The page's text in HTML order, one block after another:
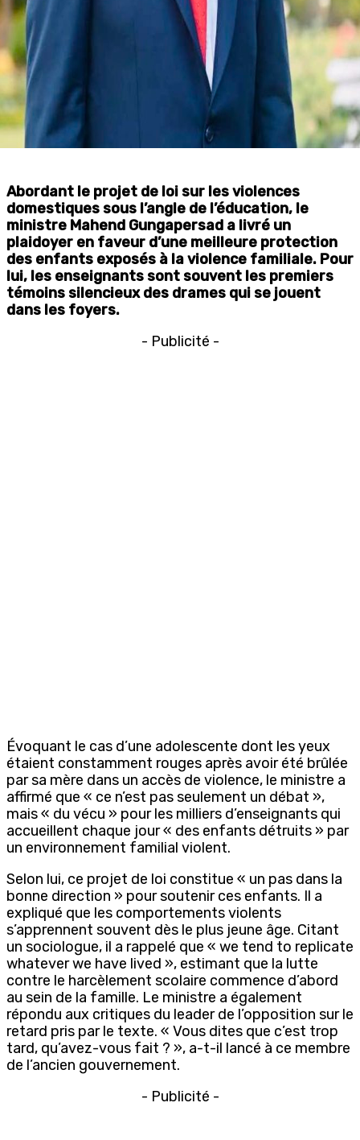
Abordant le projet de loi sur les violences
domestiques sous l’angle de l’éducation, le
ministre Mahend Gungapersad a livré un
plaidoyer en faveur d’une meilleure protection
des enfants exposés à la violence familiale. Pour
lui, les enseignants sont souvent les premiers
témoins silencieux des drames qui se jouent
dans les foyers.
- Publicité -
Évoquant le cas d’une adolescente dont les yeux
étaient constamment rouges après avoir été brûlée
par sa mère dans un accès de violence, le ministre a
affirmé que « ce n’est pas seulement un débat »,
mais « du vécu » pour les milliers d’enseignants qui
accueillent chaque jour « des enfants détruits » par
un environnement familial violent.
Selon lui, ce projet de loi constitue « un pas dans la
bonne direction » pour soutenir ces enfants. Il a
expliqué que les comportements violents
s’apprennent souvent dès le plus jeune âge. Citant
un sociologue, il a rappelé que « we tend to replicate
whatever we have lived », estimant que la lutte
contre le harcèlement scolaire commence d’abord
au sein de la famille. Le ministre a également
répondu aux critiques du leader de l’opposition sur le
retard pris par le texte. « Vous dites que c’est trop
tard, qu’avez-vous fait ? », a-t-il lancé à ce membre
de l’ancien gouvernement.
- Publicité -